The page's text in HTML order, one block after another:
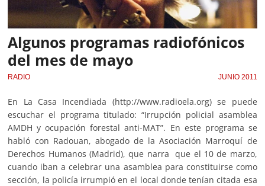
Algunos programas radiofónicos
del mes de mayo
RADIO JUNIO 2011
En La Casa Incendiada (http://www.radioela.org) se puede
escuchar el programa titulado: “Irrupción policial asamblea
AMDH y ocupación forestal anti-MAT”. En este programa se
habló con Radouan, abogado de la Asociación Marroquí de
Derechos Humanos (Madrid), que narra que el 10 de marzo,
cuando iban a celebrar una asamblea para constituirse como
sección, la policía irrumpió en el local donde tenían citada esa